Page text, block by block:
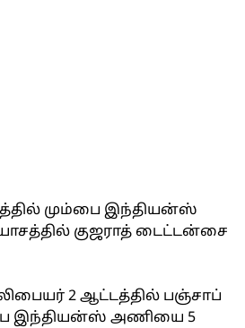
மும்பை இந்தியன்ஸ்
குஜராத் டைட்டன்சை
2 ஆட்டத்தில் பஞ்சாப்
இந்தியன்ஸ் அணியை 5